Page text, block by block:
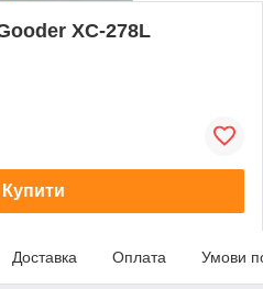
XC-278L
Купити
Доставка Оплата Умови